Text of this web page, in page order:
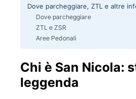
Dove parcheggiare, ZTL e altre
Dove parcheggiare
ZTL e ZSR
Aree Pedonali
Chi è San Nicola:
leggenda